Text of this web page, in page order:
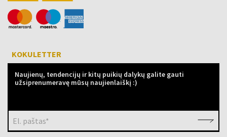
KOKULETTER
Naujienų, tendencijų ir kitų puikių dalykų galite gauti
užsiprenumeravę mūsų naujienlaiškį :)
El. paštas*